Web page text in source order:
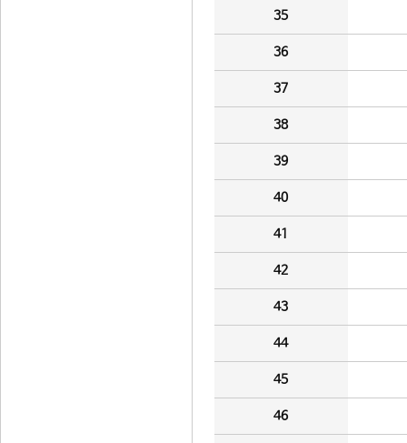
35
36
37
38
39
40
41
42
43
44
45
46